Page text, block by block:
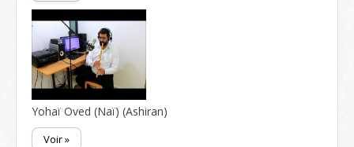
Yohaï Oved (Naï) (Ashiran)
Voir »